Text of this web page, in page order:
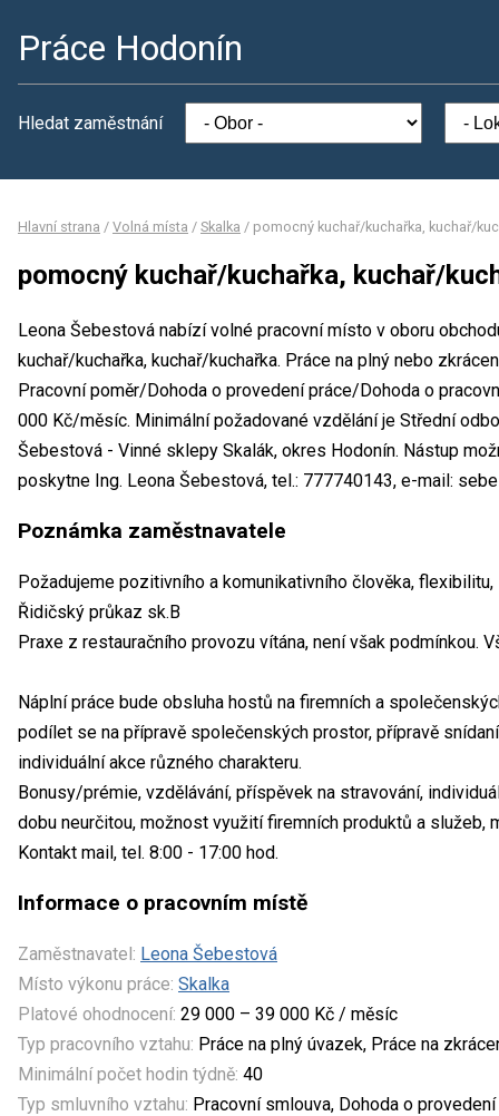
Práce Hodonín
Hledat zaměstnání
Hlavní strana / Volná místa / Skalka / pomocný kuchař/kuchařka, kuchař/
pomocný kuchař/kuchařka, kuchař/
Leona Šebestová nabízí volné pracovní místo v oboru
kuchař/kuchařka, kuchař/kuchařka. Práce na plný nebo
Pracovní poměr/Dohoda o provedení práce/Dohoda o
000 Kč/měsíc. Minimální požadované vzdělání je Střední
Šebestová - Vinné sklepy Skalák, okres Hodonín. Nástup
poskytne Ing. Leona Šebestová, tel.: 777740143, e-mail:
Poznámka zaměstnavatele
Požadujeme pozitivního a komunikativního člověka,
Řidičský průkaz sk.B
Praxe z restauračního provozu vítána, není však podmínkou.
Náplní práce bude obsluha hostů na firemních a
podílet se na přípravě společenských prostor, přípravě
individuální akce různého charakteru.
Bonusy/prémie, vzdělávání, příspěvek na stravování,
dobu neurčitou, možnost využití firemních produktů a služeb,
Kontakt mail, tel. 8:00 - 17:00 hod.
Informace o pracovním místě
Zaměstnavatel: Leona Šebestová
Místo výkonu práce: Skalka
Platové ohodnocení: 29 000 – 39 000 Kč / měsíc
Typ pracovního vztahu: Práce na plný úvazek, Práce na
Minimální počet hodin týdně: 40
Typ smluvního vztahu: Pracovní smlouva, Dohoda o